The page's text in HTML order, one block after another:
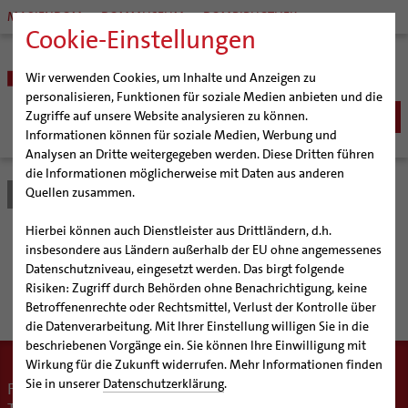
Cookie-Einstellungen
Wir verwenden Cookies, um Inhalte und Anzeigen zu
personalisieren, Funktionen für soziale Medien anbieten und die
Zugriffe auf unsere Website analysieren zu können.
Informationen können für soziale Medien, Werbung und
Analysen an Dritte weitergegeben werden. Diese Dritten führen
die Informationen möglicherweise mit Daten aus anderen
Quellen zusammen.
Hierbei können auch Dienstleister aus Drittländern, d.h.
insbesondere aus Ländern außerhalb der EU ohne angemessenes
Datenschutzniveau, eingesetzt werden. Das birgt folgende
Risiken: Zugriff durch Behörden ohne Benachrichtigung, keine
Betroffenenrechte oder Rechtsmittel, Verlust der Kontrolle über
die Datenverarbeitung. Mit Ihrer Einstellung willigen Sie in die
beschriebenen Vorgänge ein. Sie können Ihre Einwilligung mit
Wirkung für die Zukunft widerrufen. Mehr Informationen finden
Sie in unserer Datenschutzerklärung.
MARIENDOM DOMMUSEUM DOMBIBLIOTHEK
BISTUM
Bischöfe
Weihbischof Dr. Martin Marahrens
Bischof em. Norbert Trelle
Weihbischof em. Bongartz
Weihbischof em. Schwerdtfeger
Weihbischof em. Koitz
Bischof em. Dr. Wüstenberg
Generalvikariat
Gremien
Diözesangericht
Gemeindegremien
Pfarrgemeinden
Hildesheimer Dom
Virtueller Rundgang durch den Dom
Tausendjähriger Rosenstock
Die Hildesheimer Dommusik
Wallfahrten | Pilgern
Termine Wallfahrten und Pilgern
Jakobswege im Bistum Hildesheim
Veranstaltungen
Strategieprozess
Jugend
SEELSORGE
Katholisch werden
Wiedereintritt
Erwachsenenkatechumenat
Glaube leben
Glaubensveranstaltungen
Taufe
Fragen zur Taufe
Erwachsenentaufe
Taufsymbole
Erstkommunion
Firmung
Hochzeit
Katholisch heiraten
Lebensende
Bistum Hildesheim
Hospiz-Seelsorge: Sterben
in Würde ermöglichen
Für eine Pastoral im Angesicht von Sterben, Tod und